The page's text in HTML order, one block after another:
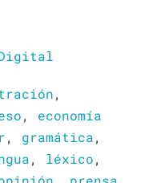
,
, economía
, gramática,
, léxico,